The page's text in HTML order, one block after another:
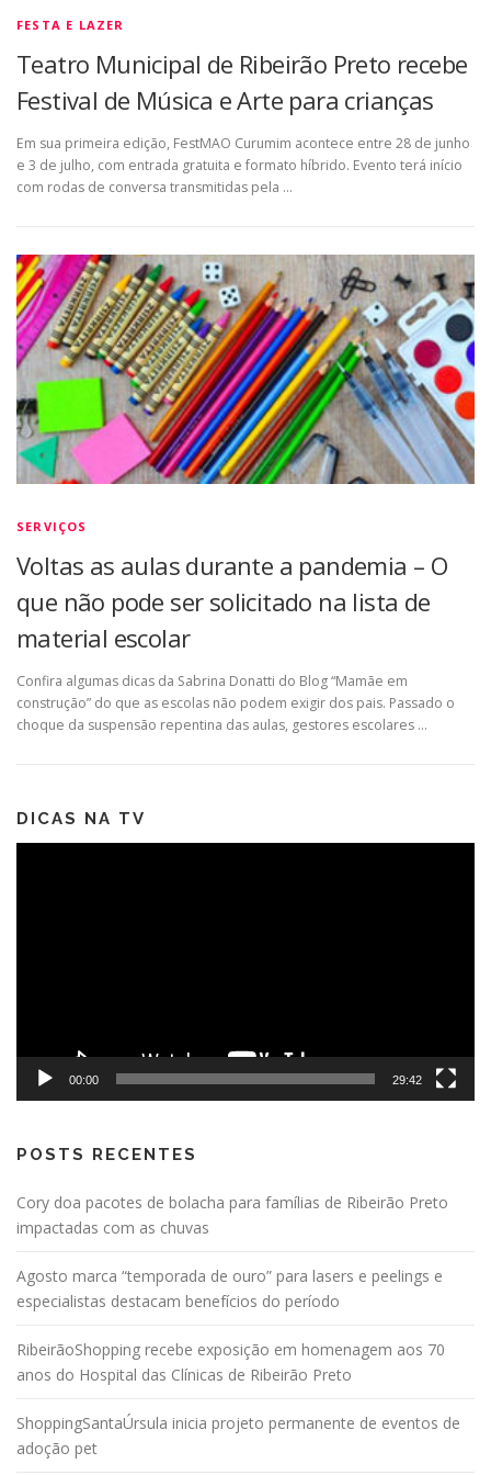
FESTA E LAZER
Teatro Municipal de Ribeirão Preto recebe
Festival de Música e Arte para crianças
Em sua primeira edição, FestMAO Curumim acontece entre 28 de junho
e 3 de julho, com entrada gratuita e formato híbrido. Evento terá início
com rodas de conversa transmitidas pela …
SERVIÇOS
Voltas as aulas durante a pandemia – O
que não pode ser solicitado na lista de
material escolar
Confira algumas dicas da Sabrina Donatti do Blog “Mamãe em
construção” do que as escolas não podem exigir dos pais. Passado o
choque da suspensão repentina das aulas, gestores escolares …
DICAS NA TV
00:00 29:42
POSTS RECENTES
Cory doa pacotes de bolacha para famílias de Ribeirão Preto
impactadas com as chuvas
Agosto marca “temporada de ouro” para lasers e peelings e
especialistas destacam benefícios do período
RibeirãoShopping recebe exposição em homenagem aos 70
anos do Hospital das Clínicas de Ribeirão Preto
ShoppingSantaÚrsula inicia projeto permanente de eventos de
adoção pet